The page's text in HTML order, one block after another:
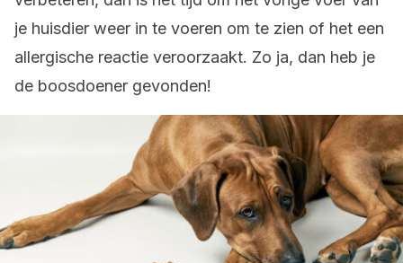
je huisdier weer in te voeren om te zien of het een
allergische reactie veroorzaakt. Zo ja, dan heb je
de boosdoener gevonden!